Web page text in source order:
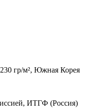
гр/м², Южная Корея
ИТГФ (Россия)